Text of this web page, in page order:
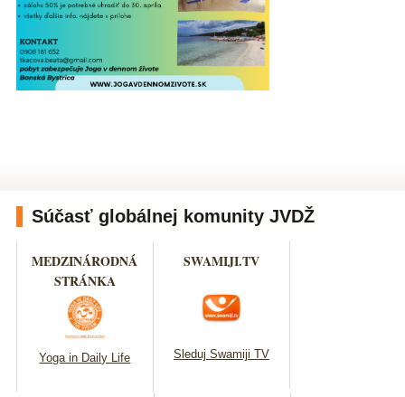
Súčasť globálnej komunity JVDŽ
MEDZINÁRODNÁ
STRÁNKA
Yoga in Daily Life
SWAMIJI.TV
Sleduj Swamiji TV